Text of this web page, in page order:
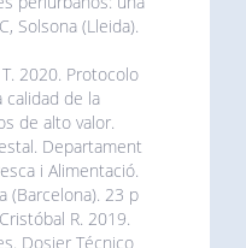
Solsona (Lleida).
T. 2020. Protocolo
calidad de la
de alto valor.
Departament
i Alimentació.
(Barcelona). 23 p
R. 2019.
Dosier Técnico